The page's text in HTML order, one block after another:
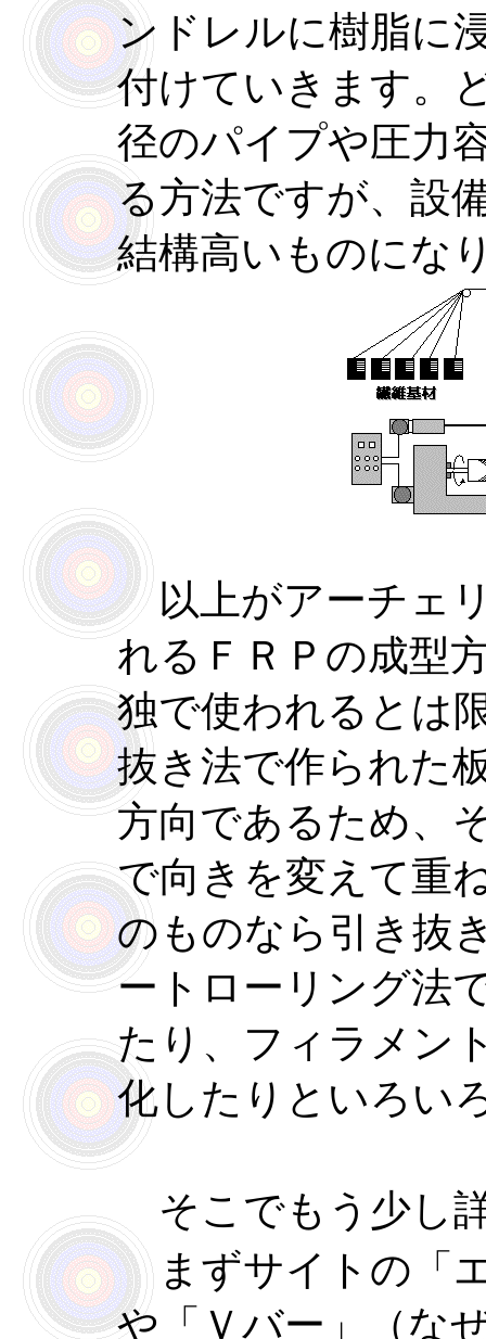
ンドレルに樹脂に
付けていきます。
径のパイプや圧力
る方法ですが、設
結構高いものにな
以上がアーチェ
れるＦＲＰの成型
独で使われるとは
抜き法で作られた
方向であるため、
で向きを変えて重
のものなら引き抜
ートローリング法
たり、フィラメン
化したりといろい
そこでもう少し
まずサイトの「
や「Ｖバー」（な